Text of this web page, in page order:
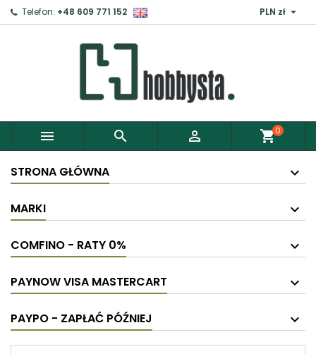
Telefon: +48 609 771 152 PLN zł 
   shopping_cart0
STRONA GŁÓWNA
MARKI
COMFINO - RATY 0%
PAYNOW VISA MASTERCART
PAYPO - ZAPŁAĆ PÓŹNIEJ